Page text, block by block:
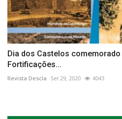
Dia dos Castelos
Fortificações...
Revista Descla Set 29, 2020 4043